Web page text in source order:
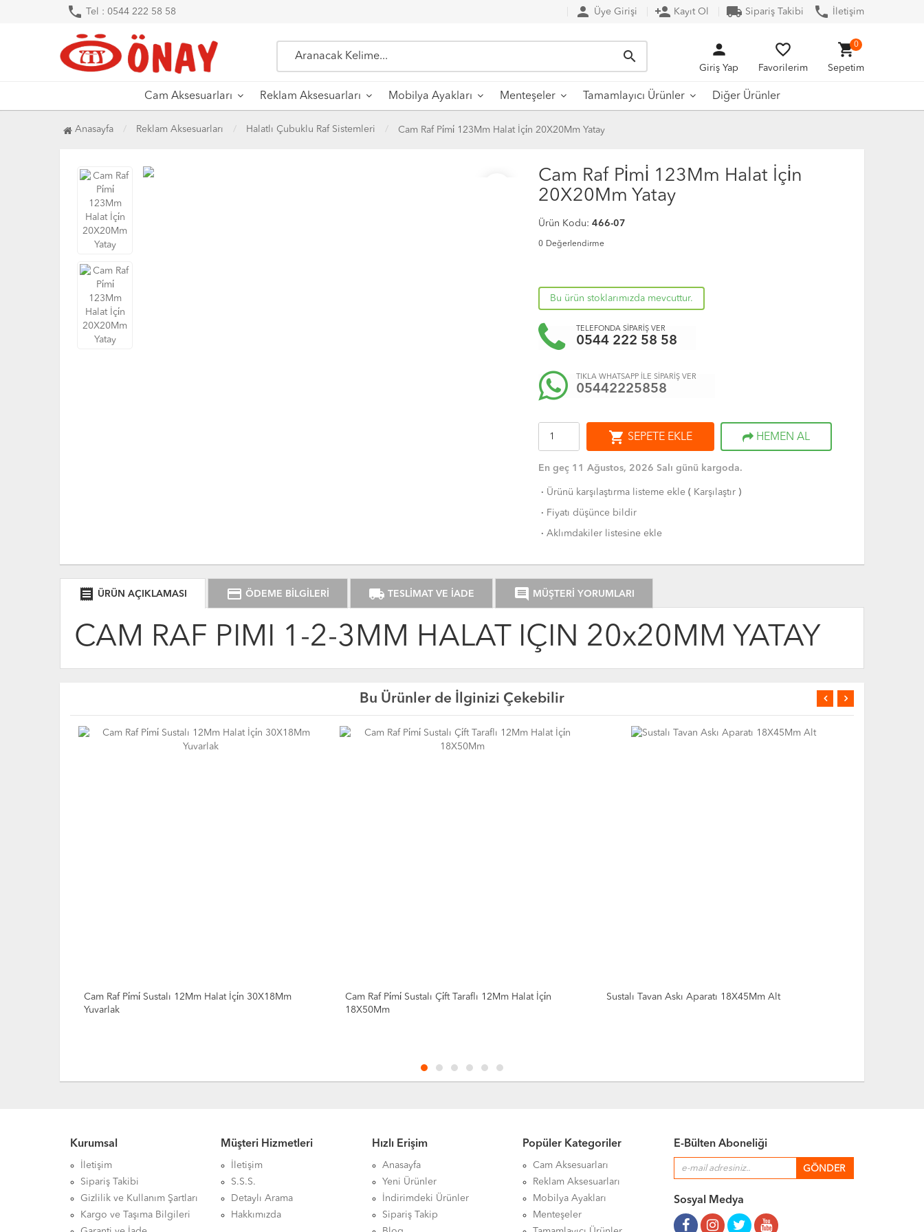
phone Tel : 0544 222 58 58 person Üye Girişi person_add Kayıt Ol local_shipping Sipariş Takibi phone İletişim
search person
Giriş Yap
favorite_border
Favorilerim
shopping_cart
Sepetim
0
Cam Aksesuarları Reklam Aksesuarları Mobilya Ayakları Menteşeler Tamamlayıcı Ürünler Diğer Ürünler
Anasayfa Reklam Aksesuarları Halatlı Çubuklu Raf Sistemleri Cam Raf Pi̇mi̇ 123Mm Halat İçi̇n 20X20Mm Yatay
Cam Raf Pi̇mi̇ 123Mm Halat İçi̇n
20X20Mm Yatay
Ürün Kodu: 466-07
0 Değerlendirme
Bu ürün stoklarımızda mevcuttur.
TELEFONDA SİPARİŞ VER
0544 222 58 58
TIKLA WHATSAPP İLE SİPARİŞ VER
05442225858
shopping_cart SEPETE EKLE HEMEN AL
En geç 11 Ağustos, 2026 Salı günü kargoda.
· Ürünü karşılaştırma listeme ekle( Karşılaştır)
· Fiyatı düşünce bildir
· Aklımdakiler listesine ekle
receipt ÜRÜN AÇIKLAMASI credit_card ÖDEME BİLGİLERİ local_shipping TESLİMAT VE İADE comment MÜŞTERİ YORUMLARI
CAM RAF PİMİ 1-2-3MM HALAT İÇİN 20x20MM YATAY
Bu Ürünler de İlginizi Çekebilir
Cam Raf Pi̇mi̇ Sustalı 12Mm Halat İçi̇n 30X18Mm
Yuvarlak
Cam Raf Pi̇mi̇ Sustalı Çi̇ft Taraflı 12Mm Halat İçi̇n
18X50Mm
Sustalı Tavan Askı Aparatı 18X45Mm Alt
Kurumsal
İletişim
Sipariş Takibi
Gizlilik ve Kullanım Şartları
Kargo ve Taşıma Bilgileri
Müşteri Hizmetleri
İletişim
S.S.S.
Detaylı Arama
Hakkımızda
Hızlı Erişim
Anasayfa
Yeni Ürünler
İndirimdeki Ürünler
Sipariş Takip
Popüler Kategoriler
Cam Aksesuarları
Reklam Aksesuarları
Mobilya Ayakları
Menteşeler
E-Bülten Aboneliği
Sosyal Medya